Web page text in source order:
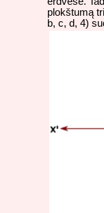
plokštumą
b, c, d, 4)